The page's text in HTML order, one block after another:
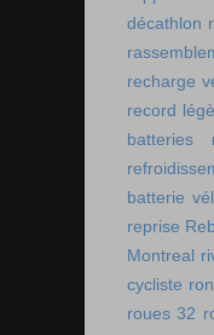
décathlon
recharge
record
batteries
batterie
reprise
Montreal
cycliste
roues 32